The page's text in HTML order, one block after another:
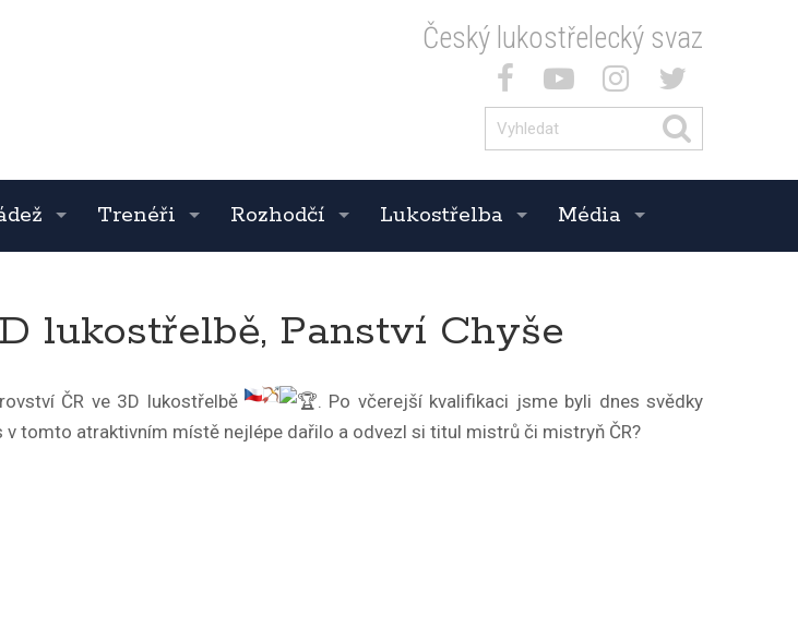
Český lukostřelecký svaz
Trenéři Rozhodčí Lukostřelba Média
lukostřelbě, Panství Chyše
ČR ve 3D lukostřelbě
. Po včerejší kvalifikaci jsme byli dnes svědky
v tomto atraktivním místě nejlépe dařilo a odvezl si titul mistrů či mistryň ČR?